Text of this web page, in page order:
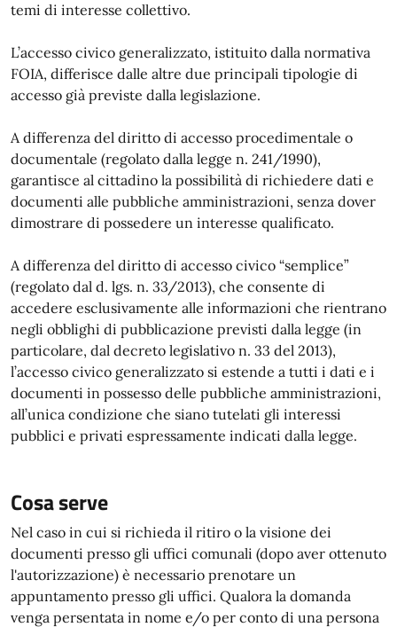
temi di interesse collettivo.
L’accesso civico generalizzato, istituito dalla normativa
FOIA, differisce dalle altre due principali tipologie di
accesso già previste dalla legislazione.
A differenza del diritto di accesso procedimentale o
documentale (regolato dalla legge n. 241/1990),
garantisce al cittadino la possibilità di richiedere dati e
documenti alle pubbliche amministrazioni, senza dover
dimostrare di possedere un interesse qualificato.
A differenza del diritto di accesso civico “semplice”
(regolato dal d. lgs. n. 33/2013), che consente di
accedere esclusivamente alle informazioni che rientrano
negli obblighi di pubblicazione previsti dalla legge (in
particolare, dal decreto legislativo n. 33 del 2013),
l’accesso civico generalizzato si estende a tutti i dati e i
documenti in possesso delle pubbliche amministrazioni,
all’unica condizione che siano tutelati gli interessi
pubblici e privati espressamente indicati dalla legge.
Cosa serve
Nel caso in cui si richieda il ritiro o la visione dei
documenti presso gli uffici comunali (dopo aver ottenuto
l'autorizzazione) è necessario prenotare un
appuntamento presso gli uffici. Qualora la domanda
venga persentata in nome e/o per conto di una persona